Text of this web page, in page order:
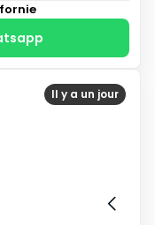
Il y a un jour